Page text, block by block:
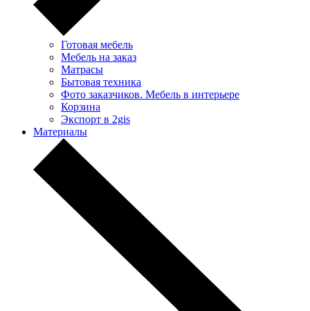
Готовая мебель
Мебель на заказ
Матрасы
Бытовая техника
Фото заказчиков. Мебель в интерьере
Корзина
Экспорт в 2gis
Материалы